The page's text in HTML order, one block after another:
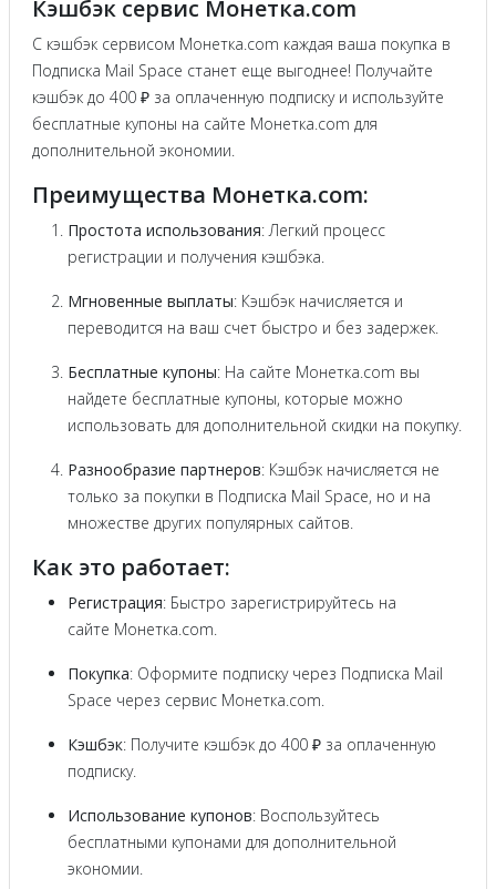
Кэшбэк сервис Монетка.com
С кэшбэк сервисом Монетка.com каждая ваша покупка в
Подписка Mail Space станет еще выгоднее! Получайте
кэшбэк до 400 ₽ за оплаченную подписку и используйте
бесплатные купоны на сайте Монетка.com для
дополнительной экономии.
Преимущества Монетка.com:
Простота использования: Легкий процесс
регистрации и получения кэшбэка.
Мгновенные выплаты: Кэшбэк начисляется и
переводится на ваш счет быстро и без задержек.
Бесплатные купоны: На сайте Монетка.com вы
найдете бесплатные купоны, которые можно
использовать для дополнительной скидки на покупку.
Разнообразие партнеров: Кэшбэк начисляется не
только за покупки в Подписка Mail Space, но и на
множестве других популярных сайтов.
Как это работает:
Регистрация: Быстро зарегистрируйтесь на
сайте Монетка.com.
Покупка: Оформите подписку через Подписка Mail
Space через сервис Монетка.com.
Кэшбэк: Получите кэшбэк до 400 ₽ за оплаченную
подписку.
Использование купонов: Воспользуйтесь
бесплатными купонами для дополнительной
экономии.